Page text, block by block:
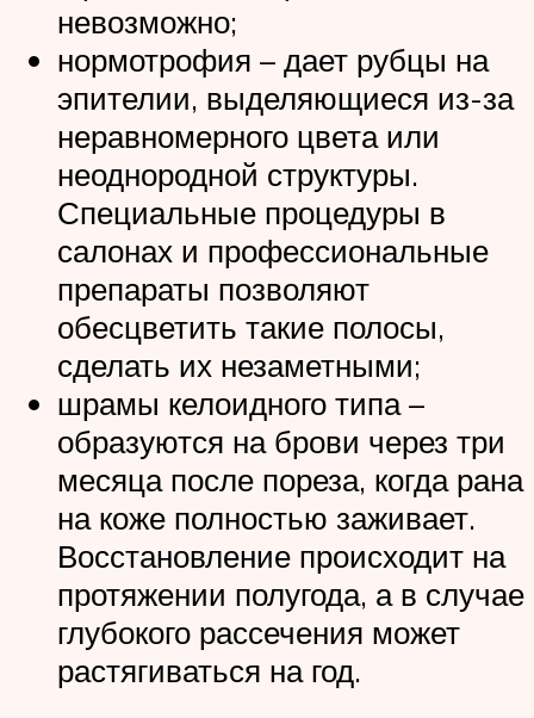
невозможно;
нормотрофия – дает рубцы на
эпителии, выделяющиеся из-за
неравномерного цвета или
неоднородной структуры.
Специальные процедуры в
салонах и профессиональные
препараты позволяют
обесцветить такие полосы,
сделать их незаметными;
шрамы келоидного типа –
образуются на брови через три
месяца после пореза, когда рана
на коже полностью заживает.
Восстановление происходит на
протяжении полугода, а в случае
глубокого рассечения может
растягиваться на год.